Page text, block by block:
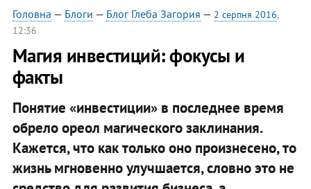
Головна — Блоги — Блог Глеба Загория — 2 серпня 2016,
12:36
Магия инвестиций: фокусы и
факты
Понятие «инвестиции» в последнее время
обрело ореол магического заклинания.
Кажется, что как только оно произнесено, то
жизнь мгновенно улучшается, словно это не